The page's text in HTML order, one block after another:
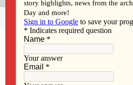
Share Tweet